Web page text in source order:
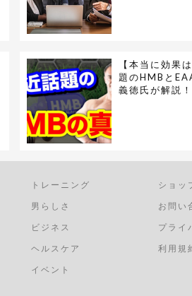
【本当に効果
題のHMBと
義徳氏が解説！
トレーニング
男らしさ
ビジネス
ヘルスケア
イベント
ショッ
お問い
プライ
利用規